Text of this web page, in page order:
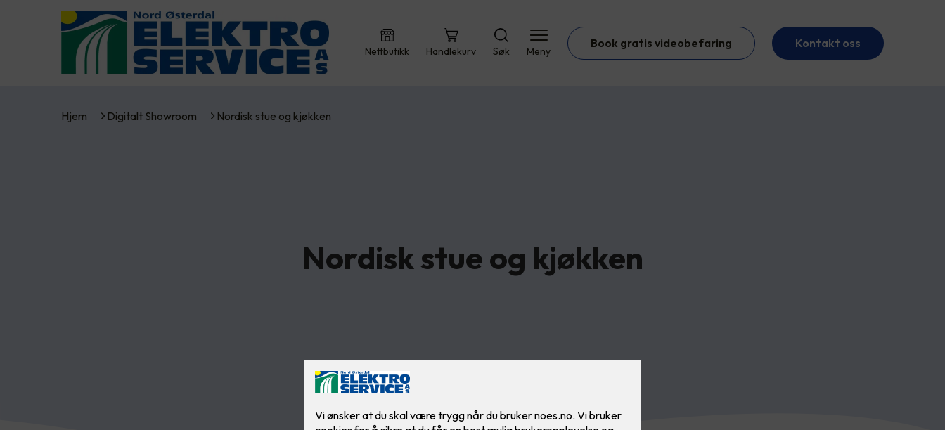
Nettbutikk Handlekurv Søk Meny
Book gratis videobefaring Kontakt oss
Hjem Digitalt Showroom Nordisk stue og kjøkken
Nordisk stue og kjøkken